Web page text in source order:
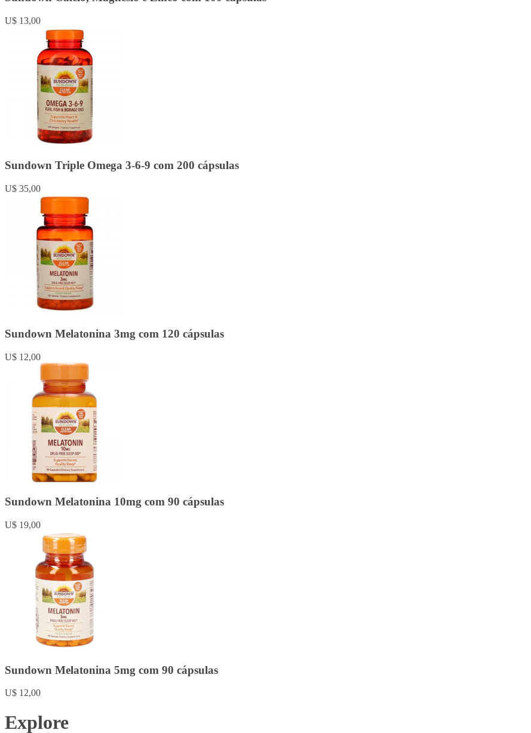
U$ 13,00
Sundown Triple Omega 3-6-9 com 200 cápsulas
U$ 35,00
Sundown Melatonina 3mg com 120 cápsulas
U$ 12,00
Sundown Melatonina 10mg com 90 cápsulas
U$ 19,00
Sundown Melatonina 5mg com 90 cápsulas
U$ 12,00
Explore